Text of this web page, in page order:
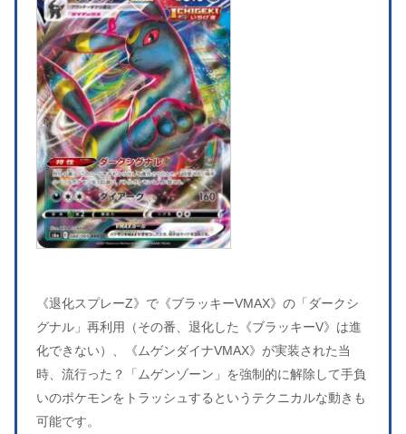
《退化スプレーZ》で《ブラッキーVMAX》の「ダークシ
グナル」再利用（その番、退化した《ブラッキーV》は進
化できない）、《ムゲンダイナVMAX》が実装された当
時、流行った？「ムゲンゾーン」を強制的に解除して手負
いのポケモンをトラッシュするというテクニカルな動きも
可能です。